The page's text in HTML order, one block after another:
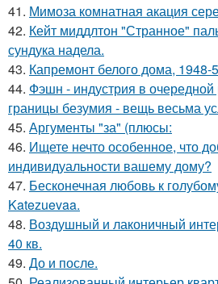
41. Мимоза комнатная акация
42. Кейт миддлтон "Странное"
сундука надела.
43. Капремонт белого дома, 1948-
44. Фэшн - индустрия в очередной
границы безумия - вещь весьма
45. Аргументы "за" (плюсы:
46. Ищете нечто особенное, что
индивидуальности вашему дому?
47. Бесконечная любовь к
Katezuevaa.
48. Воздушный и лаконичный
40 кв.
49. До и после.